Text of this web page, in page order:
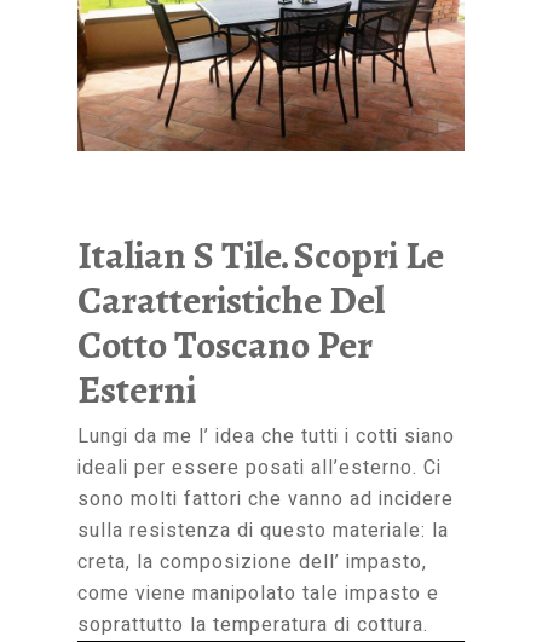
Italian S Tile. Scopri Le
Caratteristiche Del
Cotto Toscano Per
Esterni
Lungi da me l’ idea che tutti i cotti siano
ideali per essere posati all’esterno. Ci
sono molti fattori che vanno ad incidere
sulla resistenza di questo materiale: la
creta, la composizione dell’ impasto,
come viene manipolato tale impasto e
soprattutto la temperatura di cottura.